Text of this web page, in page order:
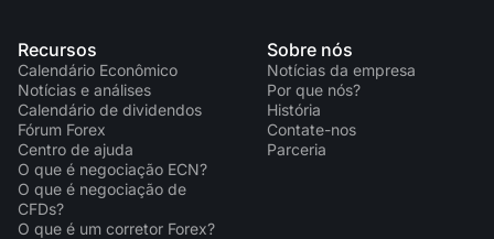
Recursos
Calendário Econômico
Notícias e análises
Calendário de dividendos
Fórum Forex
Centro de ajuda
O que é negociação ECN?
O que é negociação de
CFDs?
O que é um corretor Forex?
Sobre nós
Notícias da empresa
Por que nós?
História
Contate-nos
Parceria